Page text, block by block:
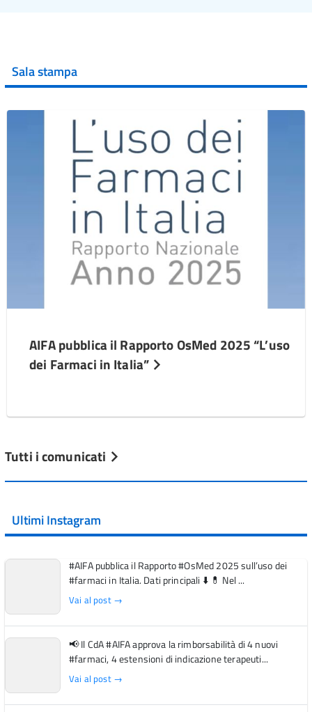
Sala stampa
AIFA pubblica il Rapporto OsMed 2025 “L’uso
dei Farmaci in Italia”
Tutti i comunicati
Ultimi Instagram
#AIFA pubblica il Rapporto #OsMed 2025 sull’uso dei
#farmaci in Italia. Dati principali ⬇️ 💊 Nel ...
Vai al post →
📢 Il CdA #AIFA approva la rimborsabilità di 4 nuovi
#farmaci, 4 estensioni di indicazione terapeuti...
Vai al post →